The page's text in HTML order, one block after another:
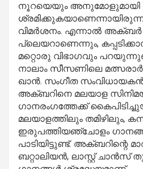
നൂറയെയും അനുമോളുമായി
വിമർശനം. എന്നാൽ
പ്ലെയറാണെന്നും,
മറ്റൊരു വിഭാഗവും
നാലാം സീസണിലെ
ഖാൻ. സംഗീത
അക്ബറിനെ മലയാള
ഗാനരംഗത്തേക്ക്
മലയാളത്തിലും തമിഴിലും,
ഇരുപത്തിയഞ്ചോളം
പാടിയിട്ടുണ്ട്. അക്ബറിന്റെ
ബറ്റാലിയൻ, ലാസ്റ്റ് ചാൻസ്